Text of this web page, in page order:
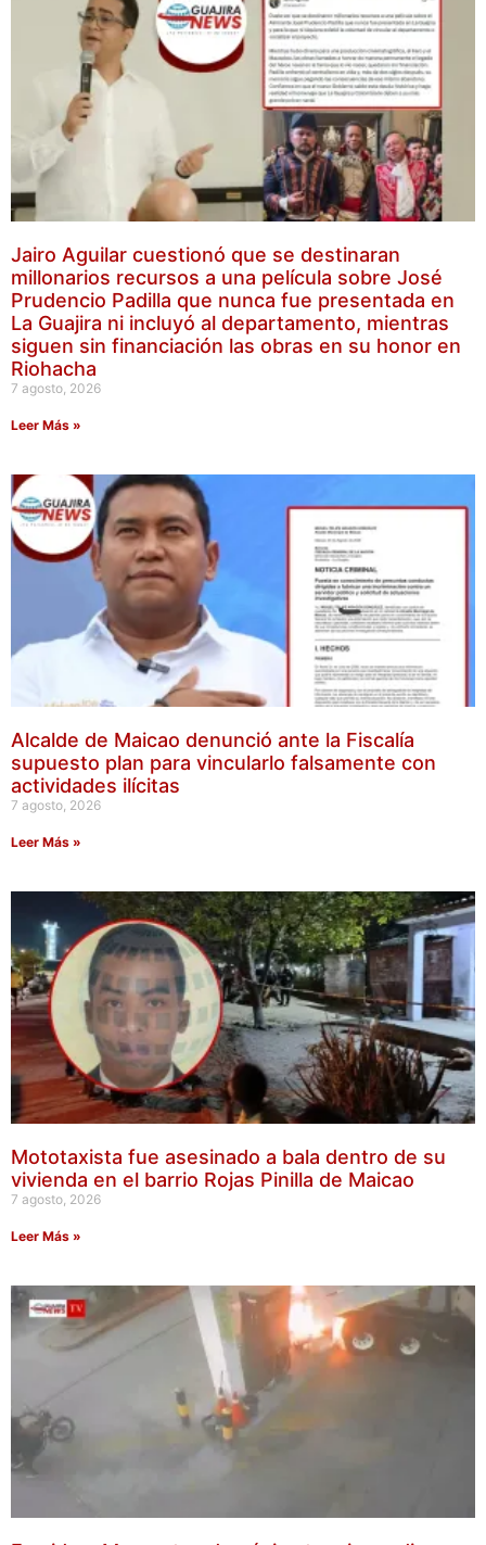
Jairo Aguilar cuestionó que se destinaran
millonarios recursos a una película sobre José
Prudencio Padilla que nunca fue presentada en
La Guajira ni incluyó al departamento, mientras
siguen sin financiación las obras en su honor en
Riohacha
7 agosto, 2026
Leer Más »
Alcalde de Maicao denunció ante la Fiscalía
supuesto plan para vincularlo falsamente con
actividades ilícitas
7 agosto, 2026
Leer Más »
Mototaxista fue asesinado a bala dentro de su
vivienda en el barrio Rojas Pinilla de Maicao
7 agosto, 2026
Leer Más »